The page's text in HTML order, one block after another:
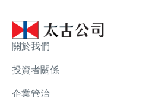
關於我們
投資者關係
企業管治